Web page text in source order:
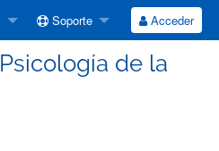
Soporte Acceder
de la